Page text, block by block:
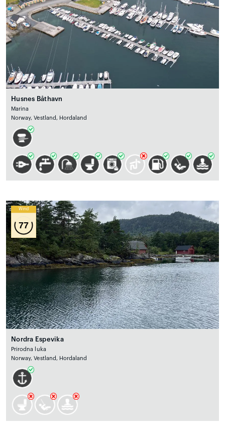
Husnes Båthavn
Marina
Norway, Vestland, Hordaland
Wind
77
Nordra Espevika
Prirodna luka
Norway, Vestland, Hordaland